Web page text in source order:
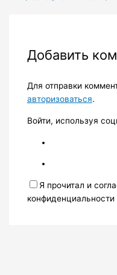
Добавить
Для отправки
авторизоваться.
Войти, используя
Я прочитал и
конфиденциальности